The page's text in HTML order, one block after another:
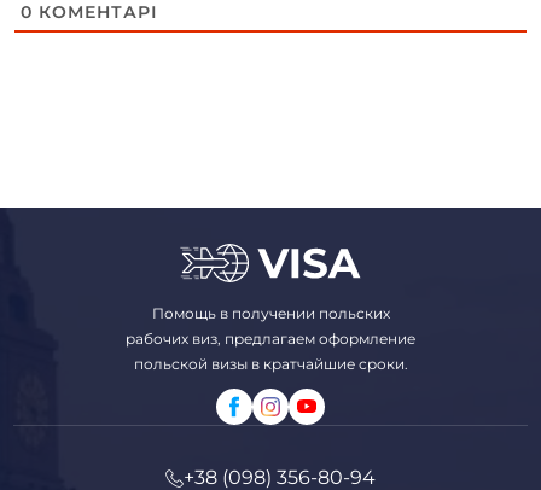
0 КОМЕНТАРІ
Помощь в получении польских
рабочих виз, предлагаем оформление
польской визы в кратчайшие сроки.
+38 (098) 356-80-94